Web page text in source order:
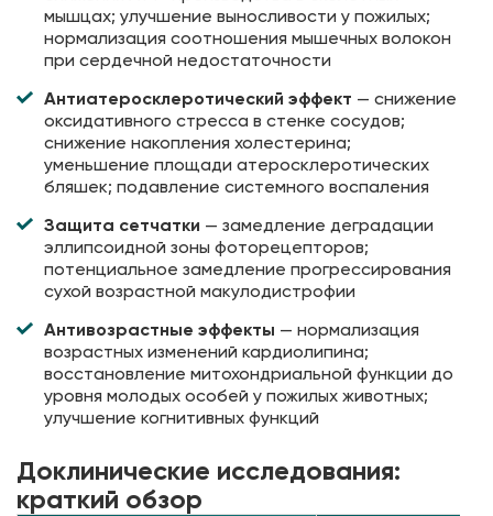
мышцах; улучшение выносливости у пожилых;
нормализация соотношения мышечных волокон
при сердечной недостаточности
Антиатеросклеротический эффект — снижение
оксидативного стресса в стенке сосудов;
снижение накопления холестерина;
уменьшение площади атеросклеротических
бляшек; подавление системного воспаления
Защита сетчатки — замедление деградации
эллипсоидной зоны фоторецепторов;
потенциальное замедление прогрессирования
сухой возрастной макулодистрофии
Антивозрастные эффекты — нормализация
возрастных изменений кардиолипина;
восстановление митохондриальной функции до
уровня молодых особей у пожилых животных;
улучшение когнитивных функций
Доклинические исследования:
краткий обзор